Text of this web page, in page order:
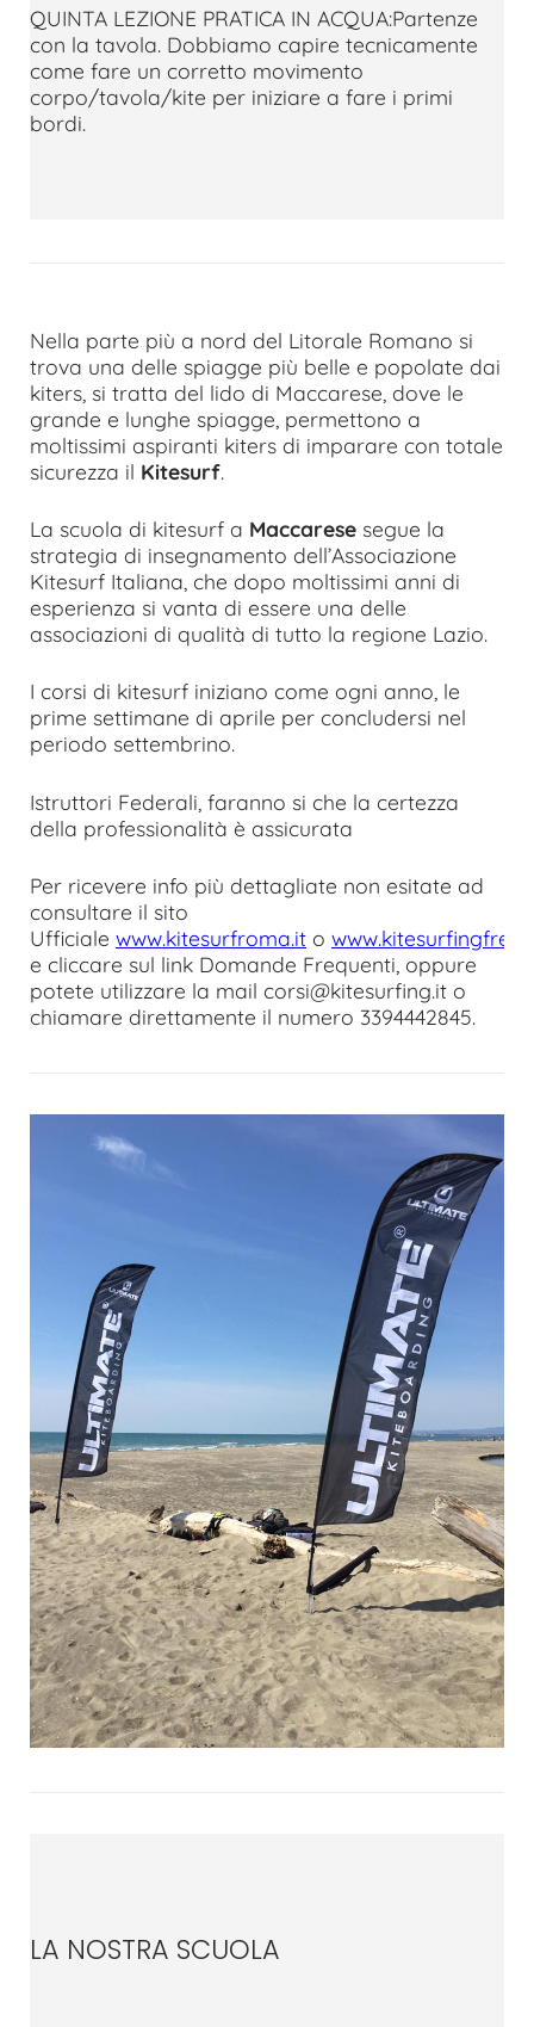
QUINTA LEZIONE PRATICA IN ACQUA:Partenze
con la tavola. Dobbiamo capire tecnicamente
come fare un corretto movimento
corpo/tavola/kite per iniziare a fare i primi
bordi.
Nella parte più a nord del Litorale Romano si
trova una delle spiagge più belle e popolate dai
kiters, si tratta del lido di Maccarese, dove le
grande e lunghe spiagge, permettono a
moltissimi aspiranti kiters di imparare con totale
sicurezza il Kitesurf.
La scuola di kitesurf a Maccarese segue la
strategia di insegnamento dell’Associazione
Kitesurf Italiana, che dopo moltissimi anni di
esperienza si vanta di essere una delle
associazioni di qualità di tutto la regione Lazio.
I corsi di kitesurf iniziano come ogni anno, le
prime settimane di aprile per concludersi nel
periodo settembrino.
Istruttori Federali, faranno si che la certezza
della professionalità è assicurata
Per ricevere info più dettagliate non esitate ad
consultare il sito
Ufficiale www.kitesurfroma.it o
e cliccare sul link Domande Frequenti, oppure
potete utilizzare la mail corsi@kitesurfing.it o
chiamare direttamente il numero 3394442845.
LA NOSTRA SCUOLA